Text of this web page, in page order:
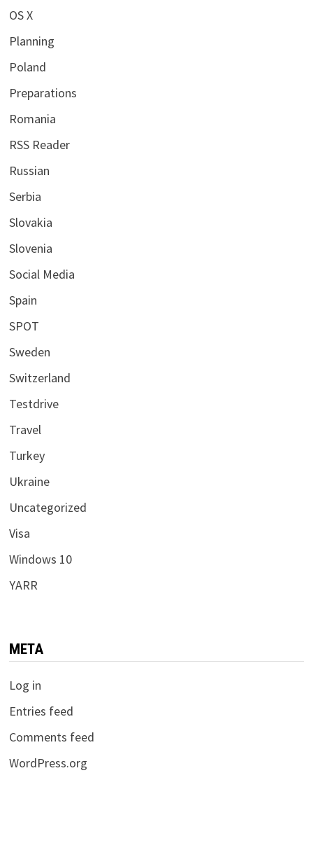
OS X
Planning
Poland
Preparations
Romania
RSS Reader
Russian
Serbia
Slovakia
Slovenia
Social Media
Spain
SPOT
Sweden
Switzerland
Testdrive
Travel
Turkey
Ukraine
Uncategorized
Visa
Windows 10
YARR
META
Log in
Entries feed
Comments feed
WordPress.org